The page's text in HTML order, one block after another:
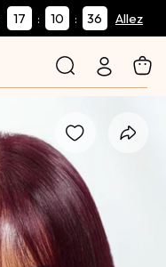
17 : 10 : 34 Allez